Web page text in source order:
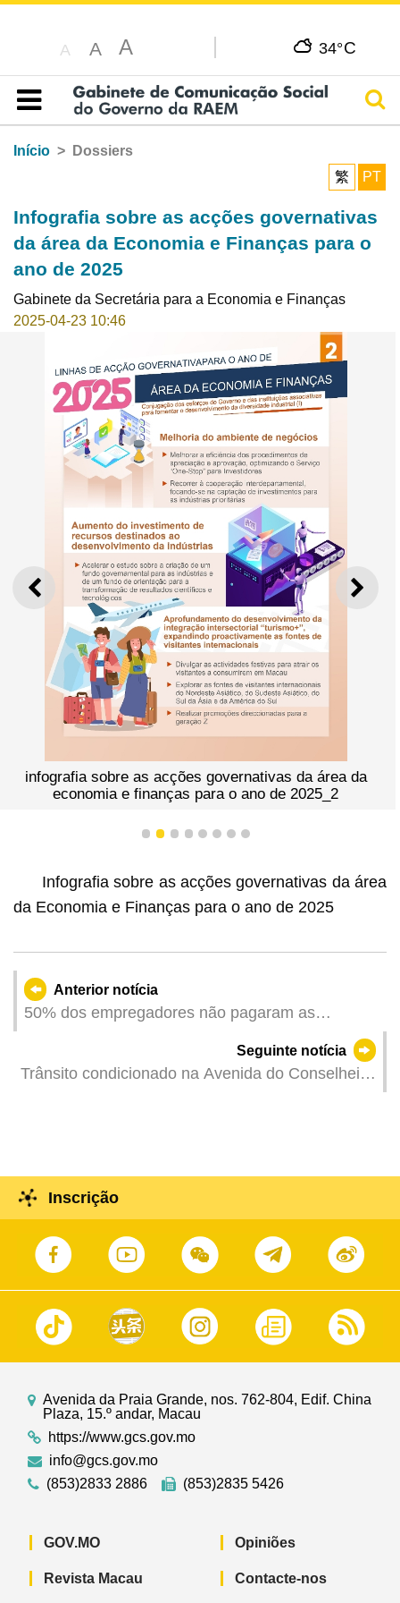
A A A 34°C
Índice
Início
Dossiers
繁
PT
Infografia sobre as acções governativas
da área da Economia e Finanças para o
ano de 2025
Gabinete da Secretária para a Economia e Finanças
2025-04-23 10:46
ANTERIOR
sobre as acções governativas da área da
e finanças para o ano de 2025_2
1 2 3 4 5 6 7 8
Infografia sobre as acções governativas da área
da Economia e Finanças para o ano de 2025
Anterior notícia
50% dos empregadores não pagaram as
contribuições e o FSS apela que efectuem, com a
maior brevidade possível, o pagamento de
verbas através da Plataforma para Empresas e
Seguinte notícia
Trânsito condicionado na Avenida do Conselheiro
Inscrição
Avenida da Praia Grande, nos. 762-804, Edif. China
Plaza, 15.º andar, Macau
https://www.gcs.gov.mo
info@gcs.gov.mo
(853)2833 2886
(853)2835 5426
GOV.MO
Revista Macau
Opiniões
Contacte-nos